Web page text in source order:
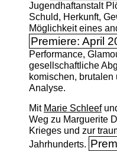
Jugendhaftanstalt
Schuld, Herkunft,
Möglichkeit eines
Premiere: April
Performance,
gesellschaftliche
komischen,
Analyse.
Mit Marie Schleef
Weg zu Marguerite
Krieges und zur
Jahrhunderts.